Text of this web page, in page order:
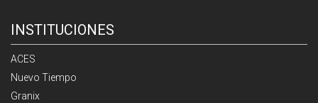
INSTITUCIONES
ACES
Nuevo Tiempo
Granix